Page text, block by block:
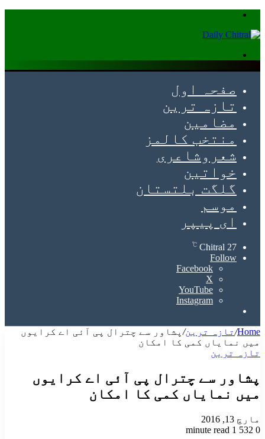
صفحہ اول
تازہ ترین
مضامین
منتخب کالمز
شعروشاعری
خواتین
گلگت بلتستان
موسم
ای پیپر
Chitral 27
℃
Follow
Facebook
X
YouTube
Instagram
Home
/تازہ ترین/ پشاور سے چترال پی آئی اے کرایوں
میں نمایاں کمی کا امکان
تازہ ترین
پشاور سے چترال پی آئی اے کرایوں
میں نمایاں کمی کا امکان
مارچ 13, 2016
0
1 minute read